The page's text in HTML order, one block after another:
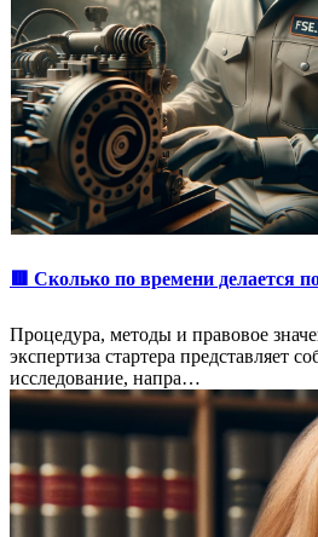
🟥 Сколько по времени делается
Процедура, методы и правовое
экспертиза стартера представляет
исследование, напра…